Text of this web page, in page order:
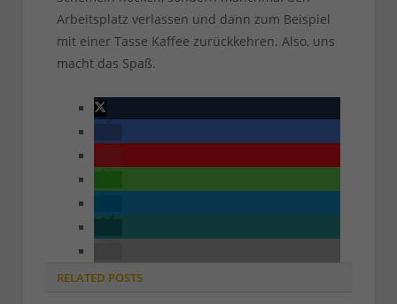
Arbeitsplatz verlassen und dann zum Beispiel
mit einer Tasse Kaffee zurückkehren. Also, uns
macht das Spaß.
RELATED POSTS